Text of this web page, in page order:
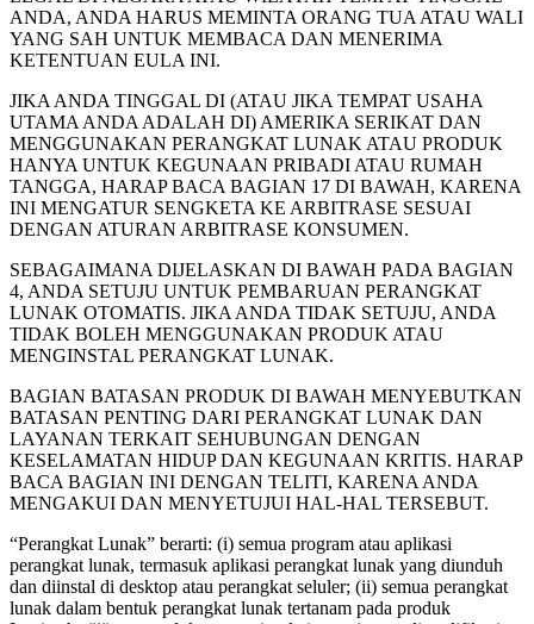
ANDA, ANDA HARUS MEMINTA ORANG TUA ATAU WALI
YANG SAH UNTUK MEMBACA DAN MENERIMA
KETENTUAN EULA INI.
JIKA ANDA TINGGAL DI (ATAU JIKA TEMPAT USAHA
UTAMA ANDA ADALAH DI) AMERIKA SERIKAT DAN
MENGGUNAKAN PERANGKAT LUNAK ATAU PRODUK
HANYA UNTUK KEGUNAAN PRIBADI ATAU RUMAH
TANGGA, HARAP BACA BAGIAN 17 DI BAWAH, KARENA
INI MENGATUR SENGKETA KE ARBITRASE SESUAI
DENGAN ATURAN ARBITRASE KONSUMEN.
SEBAGAIMANA DIJELASKAN DI BAWAH PADA BAGIAN
4, ANDA SETUJU UNTUK PEMBARUAN PERANGKAT
LUNAK OTOMATIS. JIKA ANDA TIDAK SETUJU, ANDA
TIDAK BOLEH MENGGUNAKAN PRODUK ATAU
MENGINSTAL PERANGKAT LUNAK.
BAGIAN BATASAN PRODUK DI BAWAH MENYEBUTKAN
BATASAN PENTING DARI PERANGKAT LUNAK DAN
LAYANAN TERKAIT SEHUBUNGAN DENGAN
KESELAMATAN HIDUP DAN KEGUNAAN KRITIS. HARAP
BACA BAGIAN INI DENGAN TELITI, KARENA ANDA
MENGAKUI DAN MENYETUJUI HAL-HAL TERSEBUT.
“Perangkat Lunak” berarti: (i) semua program atau aplikasi
perangkat lunak, termasuk aplikasi perangkat lunak yang diunduh
dan diinstal di desktop atau perangkat seluler; (ii) semua perangkat
lunak dalam bentuk perangkat lunak tertanam pada produk